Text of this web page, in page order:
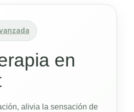
en
alivia la sensación de